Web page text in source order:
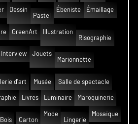
Dessin
Pastel
Ébeniste Émaillage
GreenArt
Illustration
Risographie
Interview
Jouets
Marionnette
d'art
Musée Salle de spectacle
Livres Luminaire Maroquinerie
Bois
Carton
Mode
Lingerie
Mosaïque